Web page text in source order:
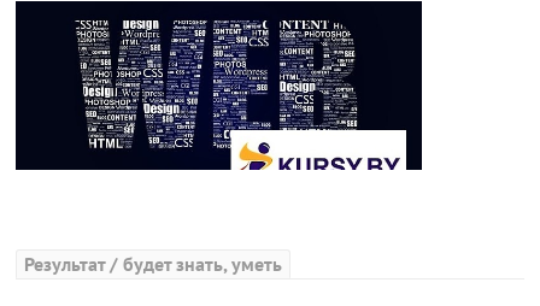
Результат / будет знать, уметь